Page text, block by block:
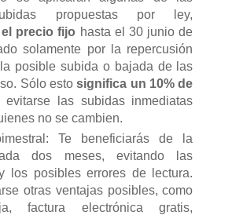
propuestas por ley,
precio fijo hasta el 30 junio de
solamente por la repercusión
posible subida o bajada de las
Sólo estosignifica un 10% de
evitarse las subidas inmediatas
no se cambien.
Te beneficiarás de la
dos meses, evitando las
los posibles errores de lectura.
otras ventajas posibles, como
factura electrónica gratis,